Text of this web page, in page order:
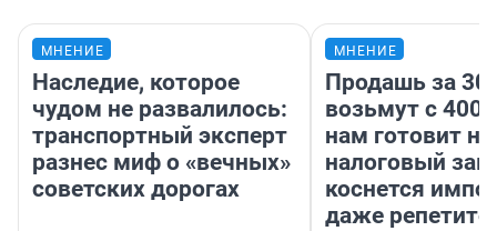
МНЕНИЕ
Наследие, которое
чудом не развалилось:
транспортный эксперт
разнес миф о «вечных»
советских дорогах
МНЕНИЕ
Продашь за
возьмут с
нам готовит
налоговый
коснется
даже